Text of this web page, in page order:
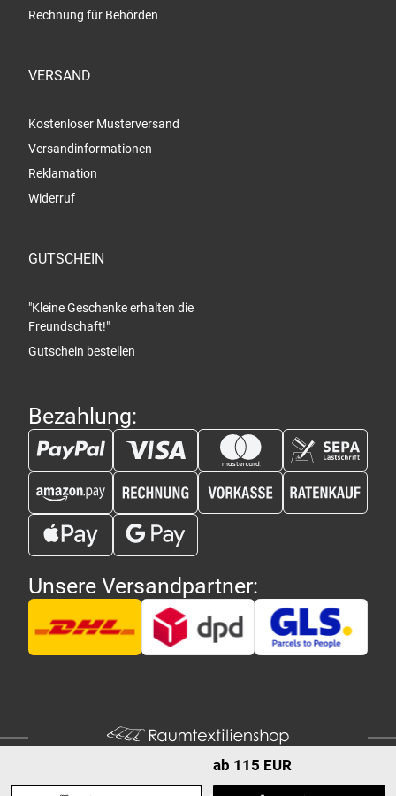
ab 115 EUR
Rechnung für Behörden
VERSAND
Kostenloser Musterversand
Versandinformationen
Reklamation
Widerruf
GUTSCHEIN
"Kleine Geschenke erhalten die
Freundschaft!"
Gutschein bestellen
Bezahlung:
Unsere Versandpartner: